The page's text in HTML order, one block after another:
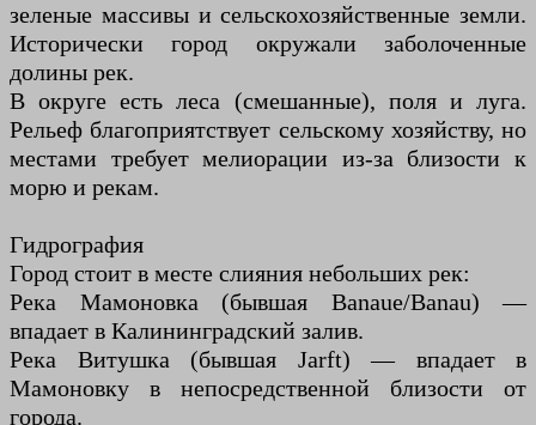
зеленые массивы и сельскохозяйственные земли.
Исторически город окружали заболоченные
долины рек.
В округе есть леса (смешанные), поля и луга.
Рельеф благоприятствует сельскому хозяйству, но
местами требует мелиорации из-за близости к
морю и рекам.
Гидрография
Город стоит в месте слияния небольших рек:
Река Мамоновка (бывшая Banaue/Banau) —
впадает в Калининградский залив.
Река Витушка (бывшая Jarft) — впадает в
Мамоновку в непосредственной близости от
города.